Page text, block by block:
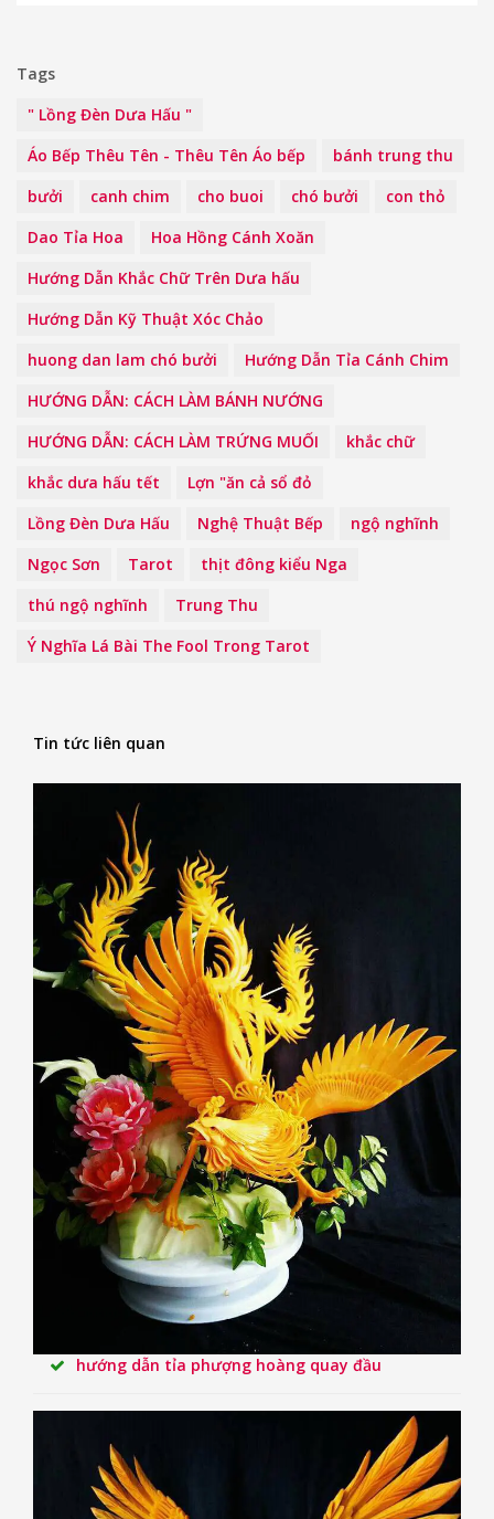
Tags
" Lồng Đèn Dưa Hấu "
Áo Bếp Thêu Tên - Thêu Tên Áo bếp
bánh trung thu
bưởi
canh chim cho buoi chó bưởi
con thỏ
Dao Tỉa Hoa
Hoa Hồng Cánh Xoăn
Hướng Dẫn Khắc Chữ Trên Dưa hấu
Hướng Dẫn Kỹ Thuật Xóc Chảo
huong dan lam chó bưởi
Hướng Dẫn Tỉa Cánh Chim
HƯỚNG DẪN: CÁCH LÀM BÁNH NƯỚNG
HƯỚNG DẪN: CÁCH LÀM TRỨNG MUỐI
khắc chữ
khắc dưa hấu tết
Lợn "ăn cả sổ đỏ
Lồng Đèn Dưa Hấu
Nghệ Thuật Bếp
ngộ nghĩnh
Ngọc Sơn
Tarot
thịt đông kiểu Nga
thú ngộ nghĩnh
Trung Thu
Ý Nghĩa Lá Bài The Fool Trong Tarot
Tin tức liên quan
hướng dẫn tỉa phượng hoàng quay đầu